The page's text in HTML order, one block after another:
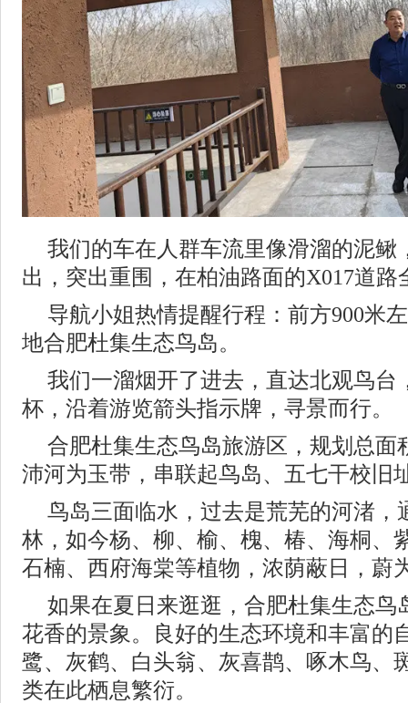
我们的车在人群车流里像滑溜的泥鳅
出，突出重围，在柏油路面的X017道路
导航小姐热情提醒行程：前方900米
地合肥杜集生态鸟岛。
我们一溜烟开了进去，直达北观鸟台
杯，沿着游览箭头指示牌，寻景而行。
合肥杜集生态鸟岛旅游区，规划总面
沛河为玉带，串联起鸟岛、五七干校旧
鸟岛三面临水，过去是荒芜的河渚，
林，如今杨、柳、榆、槐、椿、海桐、
石楠、西府海棠等植物，浓荫蔽日，蔚
如果在夏日来逛逛，合肥杜集生态鸟
花香的景象。良好的生态环境和丰富的
鹭、灰鹤、白头翁、灰喜鹊、啄木鸟、
类在此栖息繁衍。